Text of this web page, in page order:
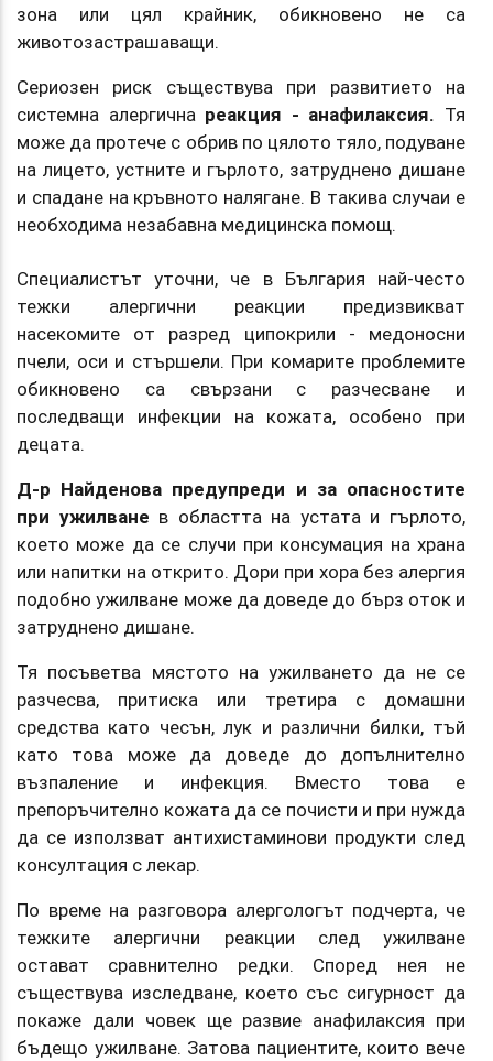
зона или цял крайник, обикновено не са
животозастрашаващи.
Сериозен риск съществува при развитието на
системна алергична реакция - анафилаксия. Тя
може да протече с обрив по цялото тяло, подуване
на лицето, устните и гърлото, затруднено дишане
и спадане на кръвното налягане. В такива случаи е
необходима незабавна медицинска помощ.
Специалистът уточни, че в България най-често
тежки алергични реакции предизвикват
насекомите от разред ципокрили - медоносни
пчели, оси и стършели. При комарите проблемите
обикновено са свързани с разчесване и
последващи инфекции на кожата, особено при
децата.
Д-р Найденова предупреди и за опасностите
при ужилване в областта на устата и гърлото,
което може да се случи при консумация на храна
или напитки на открито. Дори при хора без алергия
подобно ужилване може да доведе до бърз оток и
затруднено дишане.
Тя посъветва мястото на ужилването да не се
разчесва, притиска или третира с домашни
средства като чесън, лук и различни билки, тъй
като това може да доведе до допълнително
възпаление и инфекция. Вместо това е
препоръчително кожата да се почисти и при нужда
да се използват антихистаминови продукти след
консултация с лекар.
По време на разговора алергологът подчерта, че
тежките алергични реакции след ужилване
остават сравнително редки. Според нея не
съществува изследване, което със сигурност да
покаже дали човек ще развие анафилаксия при
бъдещо ужилване. Затова пациентите, които вече